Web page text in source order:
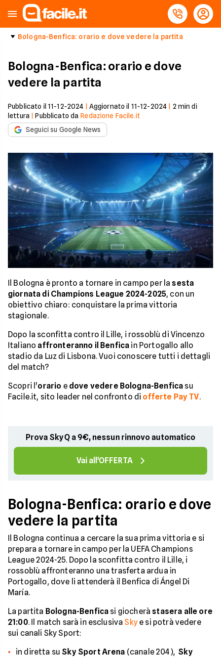
Bologna-Benfica: orario e dove vedere la partita
Bologna-Benfica: orario e dove
vedere la partita
Pubblicato il 11-12-2024 Aggiornato il 11-12-2024 2 min di
lettura |Pubblicato da Redazione Facile.it
Seguici su Google News
Il Bologna è pronto a tornare in campo per la sesta
giornata di Champions League 2024-2025, con un
obiettivo chiaro: conquistare la prima vittoria
stagionale.
Dopo la sconfitta contro il Lille, i rossoblù di Vincenzo
Italiano affronteranno il Benfica in Portogallo allo
stadio da Luz di Lisbona. Vuoi conoscere tutti i dettagli
del match?
Scopri l'orario e dove vedere Bologna-Benfica su
Facile.it, sito leader nel confronto di offerte Pay TV.
Prova SkyQ a 9€, nessun rinnovo automatico
Vai all'OFFERTA
Bologna-Benfica: orario e dove
vedere la partita
Il Bologna continua a cercare la sua prima vittoria e si
prepara a tornare in campo per la UEFA Champions
League 2024-25. Dopo la sconfitta contro il Lille, i
rossoblù affronteranno una trasferta ardua in
Portogallo, dove li attenderà il Benfica di Ángel Di
María.
La partita Bologna-Benfica si giocherà stasera alle ore
21:00. Il match sarà in esclusiva Skye si potrà vedere
sui canali Sky Sport:
in diretta su Sky Sport Arena (canale 204), Sky